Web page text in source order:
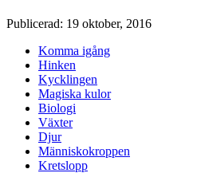
Publicerad: 19 oktober, 2016
Komma igång
Hinken
Kycklingen
Magiska kulor
Biologi
Växter
Djur
Människokroppen
Kretslopp